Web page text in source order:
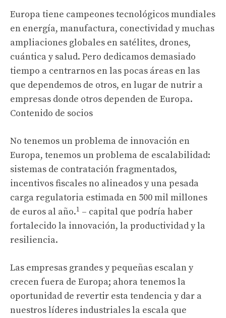
Europa tiene campeones tecnológicos mundiales
en energía, manufactura, conectividad y muchas
ampliaciones globales en satélites, drones,
cuántica y salud. Pero dedicamos demasiado
tiempo a centrarnos en las pocas áreas en las
que dependemos de otros, en lugar de nutrir a
empresas donde otros dependen de Europa.
Contenido de socios
No tenemos un problema de innovación en
Europa, tenemos un problema de escalabilidad:
sistemas de contratación fragmentados,
incentivos fiscales no alineados y una pesada
carga regulatoria estimada en 500 mil millones
de euros al año.1 – capital que podría haber
fortalecido la innovación, la productividad y la
resiliencia.
Las empresas grandes y pequeñas escalan y
crecen fuera de Europa; ahora tenemos la
oportunidad de revertir esta tendencia y dar a
nuestros líderes industriales la escala que